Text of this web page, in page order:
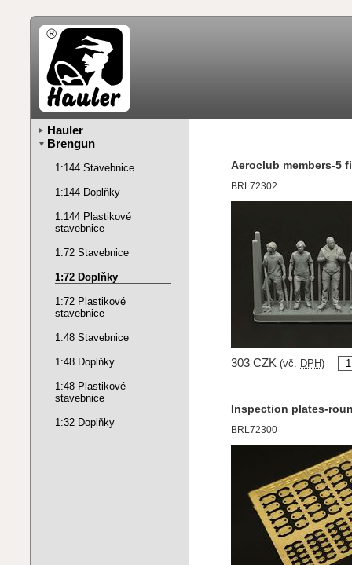
Aeroclub members-5
BRL72302
303 CZK (vč. DPH )
Inspection plates-
BRL72300
Hauler
Brengun
1:144 Stavebnice
1:144 Doplňky
1:144 Plastikové
stavebnice
1:72 Stavebnice
1:72 Doplňky
1:72 Plastikové
stavebnice
1:48 Stavebnice
1:48 Doplňky
1:48 Plastikové
stavebnice
1:32 Doplňky